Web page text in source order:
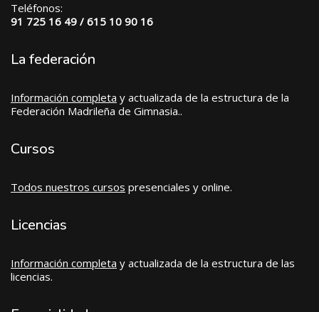
Teléfonos:
91 725 16 49 / 615 10 90 16
La federación
Información completa y actualizada de la estructura de la
Federación Madrileña de Gimnasia..
Cursos
Todos nuestros cursos presenciales y online.
Licencias
Información completa y actualizada de la estructura de las
licencias.